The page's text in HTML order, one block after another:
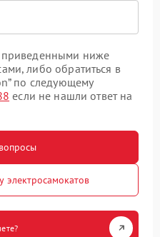
приведенными ниже
либо обратиться в
по следующему
если не нашли ответ на
электросамокатов